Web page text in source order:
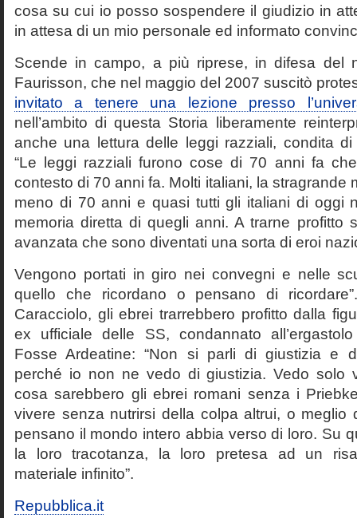
cosa su cui io posso sospendere il giudizio in
in attesa di un mio personale ed informato
Scende in campo, a più riprese, in difesa del
Faurisson, che nel maggio del 2007 suscitò
invitato a tenere una lezione presso
nell’ambito di questa Storia liberamente
anche una lettura delle leggi razziali, condita di
“Le leggi razziali furono cose di 70 anni fa
contesto di 70 anni fa. Molti italiani, la stragrande
meno di 70 anni e quasi tutti gli italiani di oggi
memoria diretta di quegli anni. A trarne profitto
avanzata che sono diventati una sorta di eroi
Vengono portati in giro nei convegni e nelle
quello che ricordano o pensano di
Caracciolo, gli ebrei trarrebbero profitto dalla
ex ufficiale delle SS, condannato
Fosse Ardeatine: “Non si parli di giustizia e
perché io non ne vedo di giustizia. Vedo solo
cosa sarebbero gli ebrei romani senza i
vivere senza nutrirsi della colpa altrui, o meglio
pensano il mondo intero abbia verso di loro. Su
la loro tracotanza, la loro pretesa ad un
materiale infinito”.
Repubblica.it